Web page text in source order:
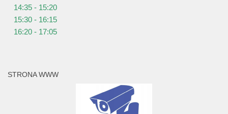
14:35 - 15:20
15:30 - 16:15
16:20 - 17:05
STRONA WWW